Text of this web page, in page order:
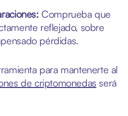
Comprueba que
reflejado, sobre
pérdidas.
para mantenerte al
de criptomonedas será